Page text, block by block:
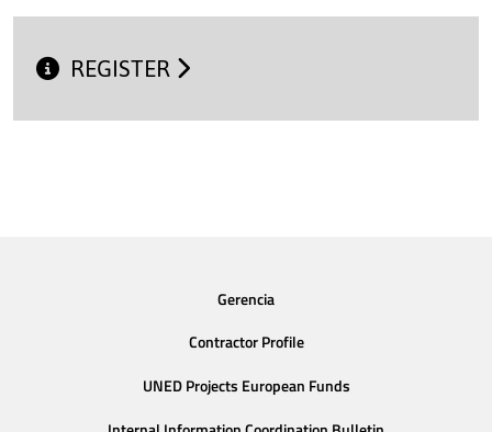
REGISTER
Gerencia
Contractor Profile
UNED Projects European Funds